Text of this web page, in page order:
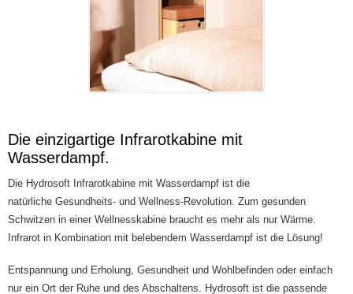
Die einzigartige Infrarotkabine mit
Wasserdampf.
Die Hydrosoft Infrarotkabine mit Wasserdampf ist die
natürliche Gesundheits- und Wellness-Revolution. Zum gesunden
Schwitzen in einer Wellnesskabine braucht es mehr als nur Wärme.
Infrarot in Kombination mit belebendem Wasserdampf ist die Lösung!
Entspannung und Erholung, Gesundheit und Wohlbefinden oder einfach
nur ein Ort der Ruhe und des Abschaltens. Hydrosoft ist die passende